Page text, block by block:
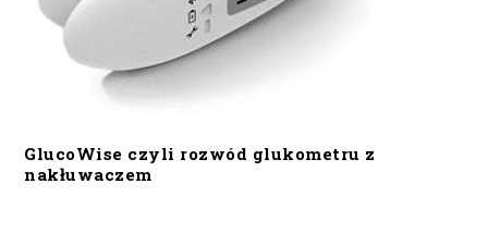
GlucoWise czyli rozwód glukometru z
nakłuwaczem